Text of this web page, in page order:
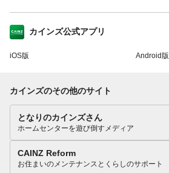
カインズ公式アプリ
iOS版 Android版
カインズのその他のサイト
となりのカインズさん
ホームセンターを遊び倒すメディア
CAINZ Reform
お住まいのメンテナンスとくらしのサポート